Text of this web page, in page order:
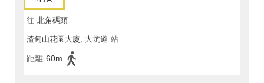
往 北角碼頭
渣甸山花園大廈, 大坑道 站
距離 60m